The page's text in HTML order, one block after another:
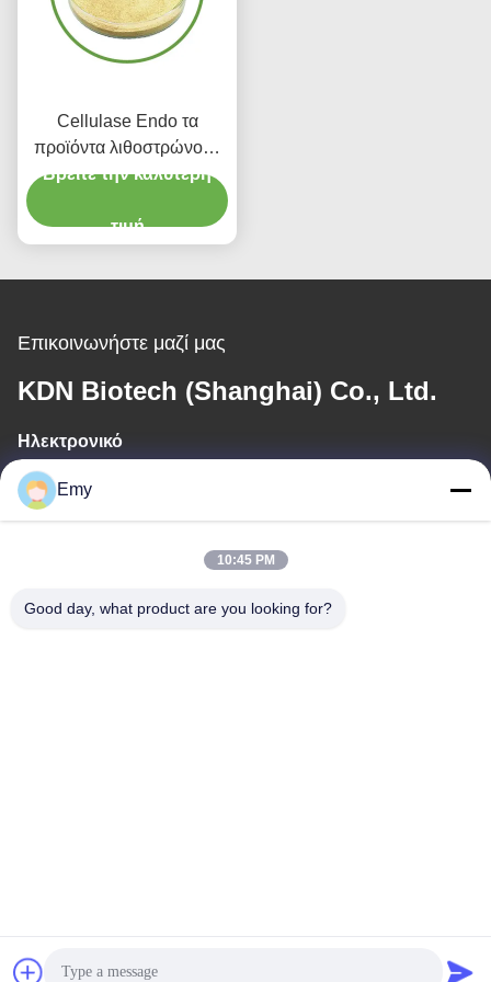
Cellulase Endo τα
προϊόντα λιθοστρώνουν
το ελεύθερο ενζυμικό
νοσοκομείο τζιν
Βρείτε την καλύτερη
τιμή
Επικοινωνήστε μαζί μας
KDN Biotech (Shanghai) Co., Ltd.
Ηλεκτρονικό
panxy@vlandgroup.com
Η διεύθυνσή μας
Πολιτική απορρήτου
Emy
10:45 PM
Good day, what product are you looking for?